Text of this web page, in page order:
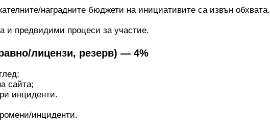
наградните бюджети на инициативите са извън обхвата.
и предвидими процеси за участие.
лицензи, резерв) — 4%
сайта;
инциденти.
инциденти.